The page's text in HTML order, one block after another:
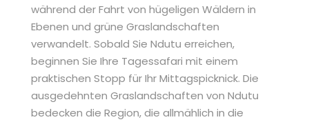
während der Fahrt von hügeligen Wäldern in
Ebenen und grüne Graslandschaften
verwandelt. Sobald Sie Ndutu erreichen,
beginnen Sie Ihre Tagessafari mit einem
praktischen Stopp für Ihr Mittagspicknick. Die
ausgedehnten Graslandschaften von Ndutu
bedecken die Region, die allmählich in die